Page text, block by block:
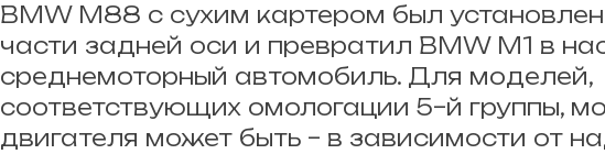
BMW M88 с сухим картером был
части задней оси и превратил BMW M1 в
среднемоторный автомобиль. Для моделей,
соответствующих омологации 5–й группы,
двигателя может быть – в зависимости от